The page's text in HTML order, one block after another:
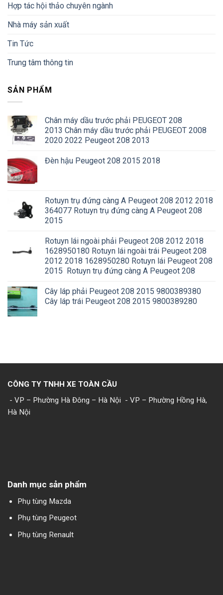
Hợp tác hội thảo chuyên ngành
Nhà máy sản xuất
Tin Tức
Trung tâm thông tin
SẢN PHẨM
Chân máy dầu trước phải PEUGEOT 208
2013 Chân máy dầu trước phải PEUGEOT 2008
2020 2022 Peugeot 208 2013
Đèn hậu Peugeot 208 2015 2018
Rotuyn trụ đứng càng A Peugeot 208 2012 2018
364077 Rotuyn trụ đứng càng A Peugeot 208
2015
Rotuyn lái ngoài phải Peugeot 208 2012 2018
1628950180 Rotuyn lái ngoài trái Peugeot 208
2012 2018 1628950280 Rotuyn lái Peugeot 208
2015 Rotuyn trụ đứng càng A Peugeot 208
Cây láp phải Peugeot 208 2015 9800389380
Cây láp trái Peugeot 208 2015 9800389280
CÔNG TY TNHH XE TOÀN CẦU
- VP – Phường Hà Đông – Hà Nội - VP – Phường Hồng Hà,
Hà Nội
Danh mục sản phẩm
Phụ tùng Mazda
Phụ tùng Peugeot
Phụ tùng Renault